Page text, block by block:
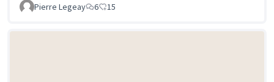
Pierre Legeay 6 15